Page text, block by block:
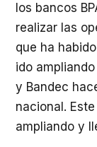
los bancos
realizar las
que ha
ido
y Bandec
nacional.
ampliando y